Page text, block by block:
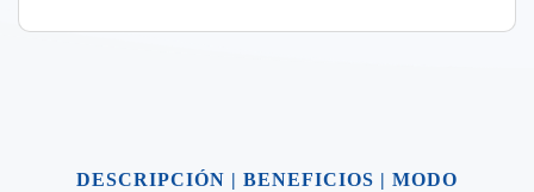
DESCRIPCIÓN | BENEFICIOS | MODO